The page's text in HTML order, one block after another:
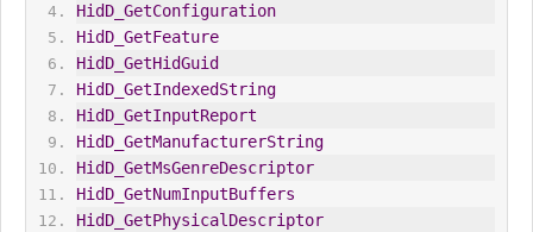
HidD_GetConfiguration
HidD_GetFeature
HidD_GetHidGuid
HidD_GetIndexedString
HidD_GetInputReport
HidD_GetManufacturerString
HidD_GetMsGenreDescriptor
HidD_GetNumInputBuffers
HidD_GetPhysicalDescriptor